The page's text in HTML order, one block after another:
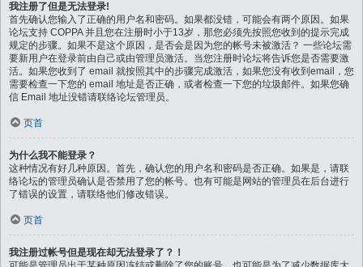
我注册了但是无法登录!
首先确认您输入了正确的用户名和密码。如果都没错，可能会有两个原因。如果
论坛支持 COPPA 并且您在注册时小于13岁，那您必须先按照您收到的提示完成
规定的步骤。如果不是这个原因，是否会是因为您的帐号未被激活？ 一些论坛需
要新用户在登录前由自己或由管理员激活。当您注册时论坛将告诉您是否需要激
活。如果您收到了 email 就按照其中的步骤完成激活，如果您没有收到email，您
需要检查一下您的 email 地址是否正确，或者检查一下您的垃圾邮件。如果您确
信 Email 地址没错请联络论坛管理员。
页首
为什么我不能登录？
这种情况有好几种原因。首先，确认您的用户名和密码是否正确。如果是，请联
络论坛的管理员确认是否禁用了您的帐号。也有可能是网站的管理员在后台进行
了错误的设置，请联络他们修改错误。
页首
我注册过帐号但是现在却无法登录了？！